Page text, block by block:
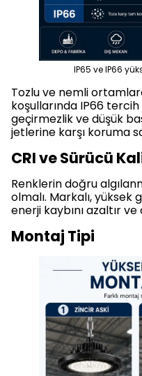
IP65 ve IP66
Tozlu ve nemli
koşullarında IP66
geçirmezlik ve düşük
jetlerine karşı koruma
CRI ve Sürücü
Renklerin doğru
olmalı. Markalı,
enerji kaybını azaltır
Montaj Tipi